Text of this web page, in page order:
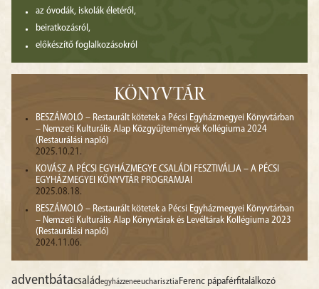
az óvodák, iskolák életéről,
beiratkozásról,
előkészítő foglalkozásokról
KÖNYVTÁR
BESZÁMOLÓ – Restaurált kötetek a Pécsi Egyházmegyei Könyvtárban
– Nemzeti Kulturális Alap Közgyűjtemények Kollégiuma 2024
(Restaurálási napló)
2025.10.21.
KOVÁSZ A PÉCSI EGYHÁZMEGYE CSALÁDI FESZTIVÁLJA – A PÉCSI
EGYHÁZMEGYEI KÖNYVTÁR PROGRAMJAI
2025.08.18.
BESZÁMOLÓ – Restaurált kötetek a Pécsi Egyházmegyei Könyvtárban
– Nemzeti Kulturális Alap Könyvtárak és Levéltárak Kollégiuma 2023
(Restaurálási napló)
2024.11.06.
adventbátacsaládegyházzeneeucharisztia Ferenc pápaférfitalálkozó